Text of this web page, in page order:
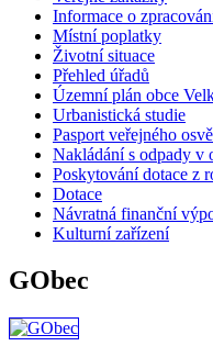
Informace o
Místní poplatky
Životní situace
Přehled úřadů
Územní plán obce
Urbanistická studie
Pasport veřejného
Nakládání s odpady v
Poskytování dotace z
Dotace
Návratná finanční
Kulturní zařízení
GObec